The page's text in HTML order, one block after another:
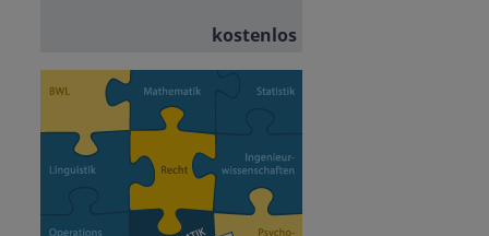
kostenlos